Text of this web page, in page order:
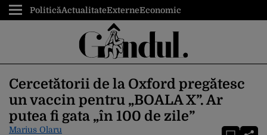
PoliticăActualitateExterneEconomic
Cercetătorii de la Oxford pregătesc
un vaccin pentru „BOALA X”. Ar
putea fi gata „în 100 de zile”
Marius Olaru